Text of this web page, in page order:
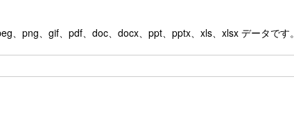
、png、gif、pdf、doc、docx、ppt、pptx、xls、xlsx データです。